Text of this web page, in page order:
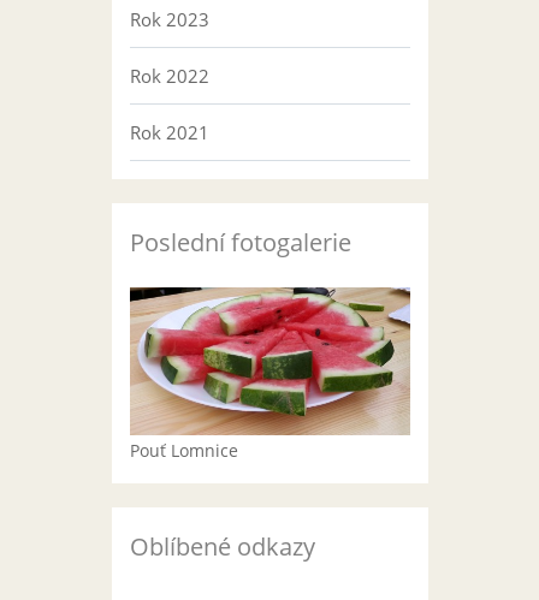
Rok 2023
Rok 2022
Rok 2021
Poslední fotogalerie
Pouť Lomnice
Oblíbené odkazy